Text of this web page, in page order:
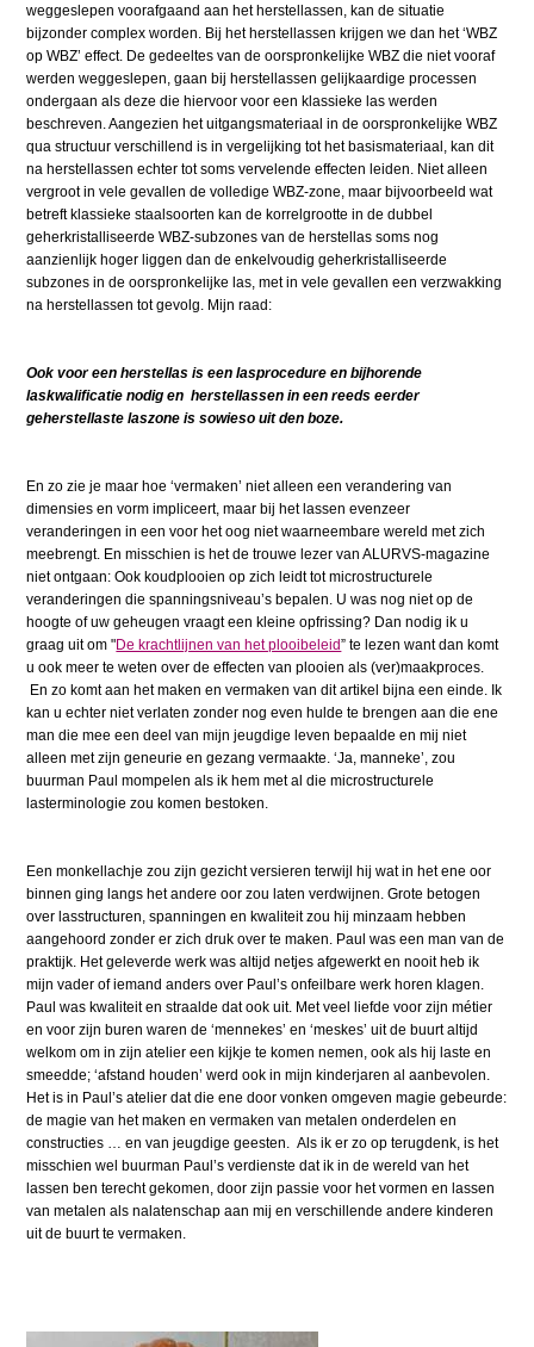
weggeslepen voorafgaand aan het herstellassen, kan de situatie
bijzonder complex worden. Bij het herstellassen krijgen we dan het ‘WBZ
op WBZ’ effect. De gedeeltes van de oorspronkelijke WBZ die niet vooraf
werden weggeslepen, gaan bij herstellassen gelijkaardige processen
ondergaan als deze die hiervoor voor een klassieke las werden
beschreven. Aangezien het uitgangsmateriaal in de oorspronkelijke WBZ
qua structuur verschillend is in vergelijking tot het basismateriaal, kan dit
na herstellassen echter tot soms vervelende effecten leiden. Niet alleen
vergroot in vele gevallen de volledige WBZ-zone, maar bijvoorbeeld wat
betreft klassieke staalsoorten kan de korrelgrootte in de dubbel
geherkristalliseerde WBZ-subzones van de herstellas soms nog
aanzienlijk hoger liggen dan de enkelvoudig geherkristalliseerde
subzones in de oorspronkelijke las, met in vele gevallen een verzwakking
na herstellassen tot gevolg. Mijn raad:
Ook voor een herstellas is een lasprocedure en bijhorende
laskwalificatie nodig en herstellassen in een reeds eerder
geherstellaste laszone is sowieso uit den boze.
En zo zie je maar hoe ‘vermaken’ niet alleen een verandering van
dimensies en vorm impliceert, maar bij het lassen evenzeer
veranderingen in een voor het oog niet waarneembare wereld met zich
meebrengt. En misschien is het de trouwe lezer van ALURVS-magazine
niet ontgaan: Ook koudplooien op zich leidt tot microstructurele
veranderingen die spanningsniveau’s bepalen. U was nog niet op de
hoogte of uw geheugen vraagt een kleine opfrissing? Dan nodig ik u
graag uit om "De krachtlijnen van het plooibeleid” te lezen want dan komt
u ook meer te weten over de effecten van plooien als (ver)maakproces.
En zo komt aan het maken en vermaken van dit artikel bijna een einde. Ik
kan u echter niet verlaten zonder nog even hulde te brengen aan die ene
man die mee een deel van mijn jeugdige leven bepaalde en mij niet
alleen met zijn geneurie en gezang vermaakte. ‘Ja, manneke’, zou
buurman Paul mompelen als ik hem met al die microstructurele
lasterminologie zou komen bestoken.
Een monkellachje zou zijn gezicht versieren terwijl hij wat in het ene oor
binnen ging langs het andere oor zou laten verdwijnen. Grote betogen
over lasstructuren, spanningen en kwaliteit zou hij minzaam hebben
aangehoord zonder er zich druk over te maken. Paul was een man van de
praktijk. Het geleverde werk was altijd netjes afgewerkt en nooit heb ik
mijn vader of iemand anders over Paul’s onfeilbare werk horen klagen.
Paul was kwaliteit en straalde dat ook uit. Met veel liefde voor zijn métier
en voor zijn buren waren de ‘mennekes’ en ‘meskes’ uit de buurt altijd
welkom om in zijn atelier een kijkje te komen nemen, ook als hij laste en
smeedde; ‘afstand houden’ werd ook in mijn kinderjaren al aanbevolen.
Het is in Paul’s atelier dat die ene door vonken omgeven magie gebeurde:
de magie van het maken en vermaken van metalen onderdelen en
constructies … en van jeugdige geesten. Als ik er zo op terugdenk, is het
misschien wel buurman Paul’s verdienste dat ik in de wereld van het
lassen ben terecht gekomen, door zijn passie voor het vormen en lassen
van metalen als nalatenschap aan mij en verschillende andere kinderen
uit de buurt te vermaken.